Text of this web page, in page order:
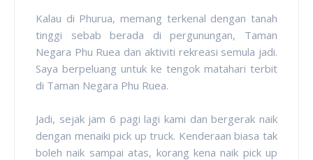
Kalau di Phurua, memang terkenal dengan tanah
tinggi sebab berada di pergunungan, Taman
Negara Phu Ruea dan aktiviti rekreasi semula jadi.
Saya berpeluang untuk ke tengok matahari terbit
di Taman Negara Phu Ruea.
Jadi, sejak jam 6 pagi lagi kami dan bergerak naik
dengan menaiki pick up truck. Kenderaan biasa tak
boleh naik sampai atas, korang kena naik pick up